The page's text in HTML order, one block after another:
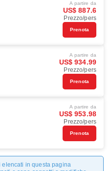
A partire da
US$ 887.6
Prezzo/pers
Prenota
A partire da
US$ 934.99
Prezzo/pers
Prenota
A partire da
US$ 953.98
Prezzo/pers
Prenota
elencati in questa pagina